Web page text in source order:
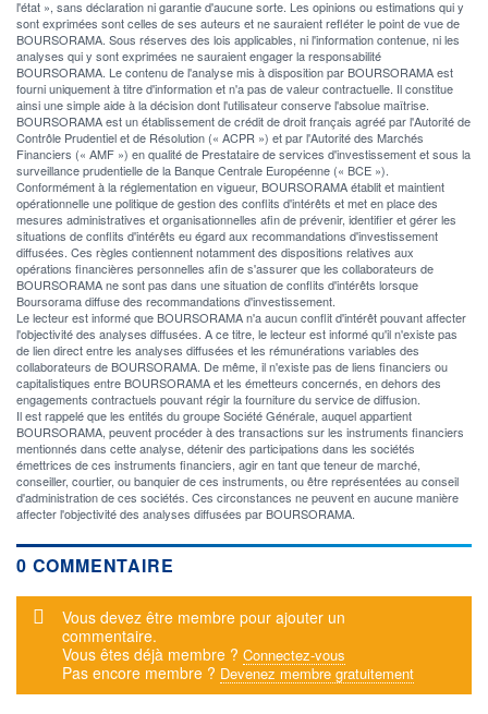
l'état », sans déclaration ni garantie d'aucune sorte. Les opinions ou estimations qui y
sont exprimées sont celles de ses auteurs et ne sauraient refléter le point de vue de
BOURSORAMA. Sous réserves des lois applicables, ni l'information contenue, ni les
analyses qui y sont exprimées ne sauraient engager la responsabilité
BOURSORAMA. Le contenu de l'analyse mis à disposition par BOURSORAMA est
fourni uniquement à titre d'information et n'a pas de valeur contractuelle. Il constitue
ainsi une simple aide à la décision dont l'utilisateur conserve l'absolue maîtrise.
BOURSORAMA est un établissement de crédit de droit français agréé par l'Autorité de
Contrôle Prudentiel et de Résolution (« ACPR ») et par l'Autorité des Marchés
Financiers (« AMF ») en qualité de Prestataire de services d'investissement et sous la
surveillance prudentielle de la Banque Centrale Européenne (« BCE »).
Conformément à la réglementation en vigueur, BOURSORAMA établit et maintient
opérationnelle une politique de gestion des conflits d'intérêts et met en place des
mesures administratives et organisationnelles afin de prévenir, identifier et gérer les
situations de conflits d'intérêts eu égard aux recommandations d'investissement
diffusées. Ces règles contiennent notamment des dispositions relatives aux
opérations financières personnelles afin de s'assurer que les collaborateurs de
BOURSORAMA ne sont pas dans une situation de conflits d'intérêts lorsque
Boursorama diffuse des recommandations d'investissement.
Le lecteur est informé que BOURSORAMA n'a aucun conflit d'intérêt pouvant affecter
l'objectivité des analyses diffusées. A ce titre, le lecteur est informé qu'il n'existe pas
de lien direct entre les analyses diffusées et les rémunérations variables des
collaborateurs de BOURSORAMA. De même, il n'existe pas de liens financiers ou
capitalistiques entre BOURSORAMA et les émetteurs concernés, en dehors des
engagements contractuels pouvant régir la fourniture du service de diffusion.
Il est rappelé que les entités du groupe Société Générale, auquel appartient
BOURSORAMA, peuvent procéder à des transactions sur les instruments financiers
mentionnés dans cette analyse, détenir des participations dans les sociétés
émettrices de ces instruments financiers, agir en tant que teneur de marché,
conseiller, courtier, ou banquier de ces instruments, ou être représentées au conseil
d'administration de ces sociétés. Ces circonstances ne peuvent en aucune manière
affecter l'objectivité des analyses diffusées par BOURSORAMA.
0 COMMENTAIRE
Message d'alerte
Vous devez être membre pour ajouter un
commentaire.
Vous êtes déjà membre ? Connectez-vous
Pas encore membre ? Devenez membre gratuitement